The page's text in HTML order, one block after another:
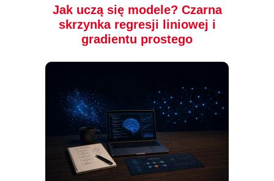
Jak uczą się modele? Czarna
skrzynka regresji liniowej i
gradientu prostego